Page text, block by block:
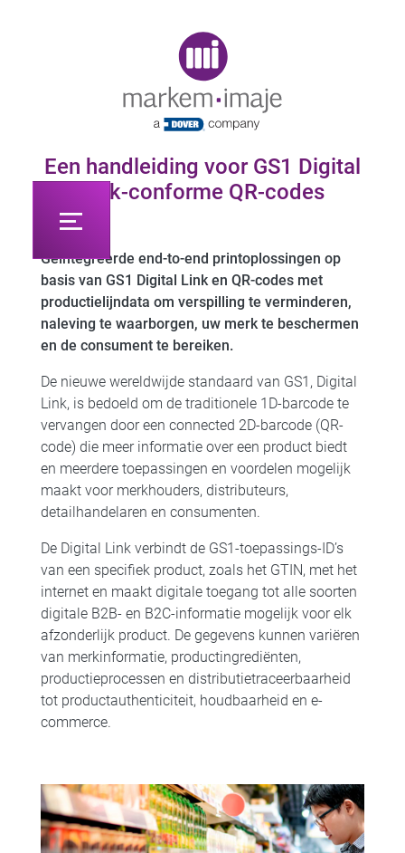
Een handleiding voor GS1 Digital
Link-conforme QR-codes
Geïntegreerde end-to-end printoplossingen op
basis van GS1 Digital Link en QR-codes met
productielijndata om verspilling te verminderen,
naleving te waarborgen, uw merk te beschermen
en de consument te bereiken.
De nieuwe wereldwijde standaard van GS1, Digital
Link, is bedoeld om de traditionele 1D-barcode te
vervangen door een connected 2D-barcode (QR-
code) die meer informatie over een product biedt
en meerdere toepassingen en voordelen mogelijk
maakt voor merkhouders, distributeurs,
detailhandelaren en consumenten.
De Digital Link verbindt de GS1-toepassings-ID’s
van een specifiek product, zoals het GTIN, met het
internet en maakt digitale toegang tot alle soorten
digitale B2B- en B2C-informatie mogelijk voor elk
afzonderlijk product. De gegevens kunnen variëren
van merkinformatie, productingrediënten,
productieprocessen en distributietraceerbaarheid
tot productauthenticiteit, houdbaarheid en e-
commerce.